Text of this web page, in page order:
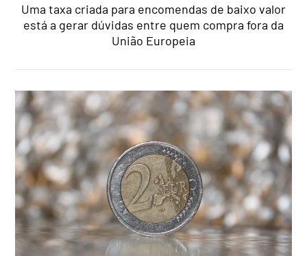
Uma taxa criada para encomendas de baixo valor
está a gerar dúvidas entre quem compra fora da
União Europeia